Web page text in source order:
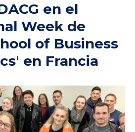
en el
Week de
of Business
en Francia